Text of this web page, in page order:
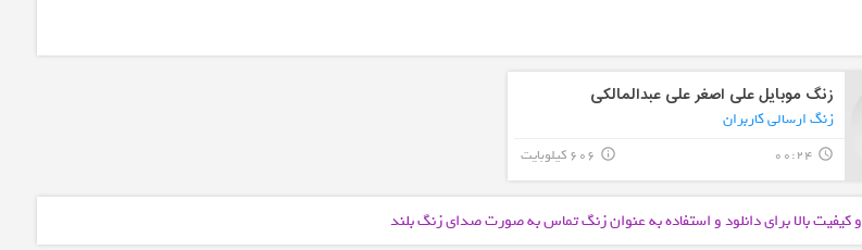
زنگ موبایل علی اصغر علی عبدالمالکی
زنگ ارسالی کاربران
query_builder
00:24 606 کیلوبایت info_outline
و کیفیت بالا برای دانلود و استفاده به عنوان زنگ تماس به صورت صدای زنگ بلند